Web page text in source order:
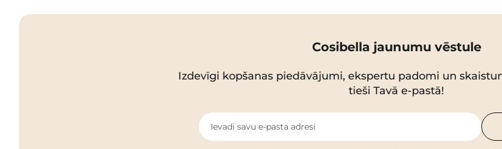
Cosibella jaunumu vēstule
Izdevīgi kopšanas piedāvājumi, ekspertu padomi un
tieši Tavā e-pastā!
Ievadi savu e-pasta adresi